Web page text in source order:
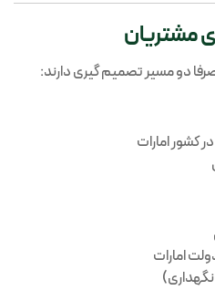
دو مسیر تصمیم گیری دارند:
کشور امارات
امارات